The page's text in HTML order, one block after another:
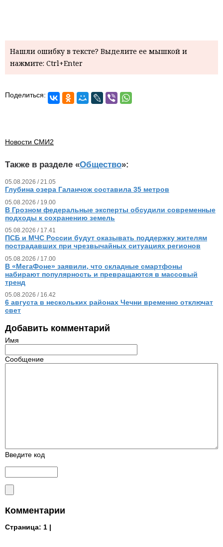
Нашли ошибку в тексте? Выделите ее мышкой и
нажмите: Ctrl+Enter
Поделиться:
Новости СМИ2
Также в разделе «Общество»:
05.08.2026 / 21.05
Глубина озера Галанчож составила 35 метров
05.08.2026 / 19.00
В Грозном федеральные эксперты обсудили современные
подходы к сохранению земель
05.08.2026 / 17.41
ПСБ и МЧС России будут оказывать поддержку жителям
пострадавших при чрезвычайных ситуациях регионов
05.08.2026 / 17.00
В «МегаФоне» заявили, что складные смартфоны
набирают популярность и превращаются в массовый
тренд
05.08.2026 / 16.42
6 августа в нескольких районах Чечни временно отключат
свет
Добавить комментарий
Имя
Сообщение
Введите код
Комментарии
Страница: 1 |